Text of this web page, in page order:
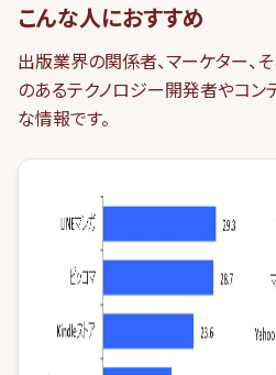
こんな人におすすめ
出版業界の関係者、マーケター、
のあるテクノロジー開発者やコン
な情報です。